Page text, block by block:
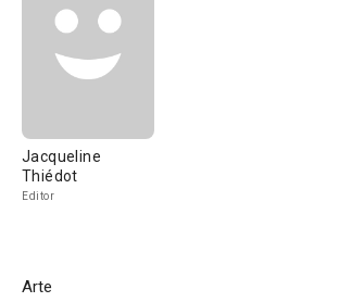
Jacqueline
Thiédot
Editor
Arte